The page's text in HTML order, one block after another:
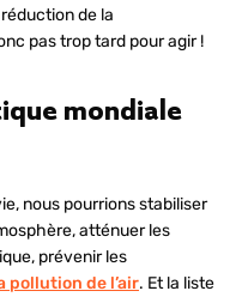
de la
pas trop tard pour agir !
mondiale
nous pourrions stabiliser
atténuer les
prévenir les
pollution de l’air. Et la liste